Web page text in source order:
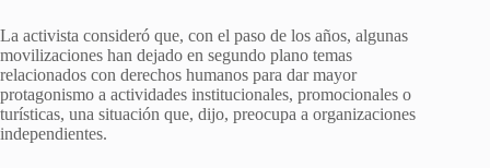
La activista consideró que, con el paso de los años, algunas
movilizaciones han dejado en segundo plano temas
relacionados con derechos humanos para dar mayor
protagonismo a actividades institucionales, promocionales o
turísticas, una situación que, dijo, preocupa a organizaciones
independientes.